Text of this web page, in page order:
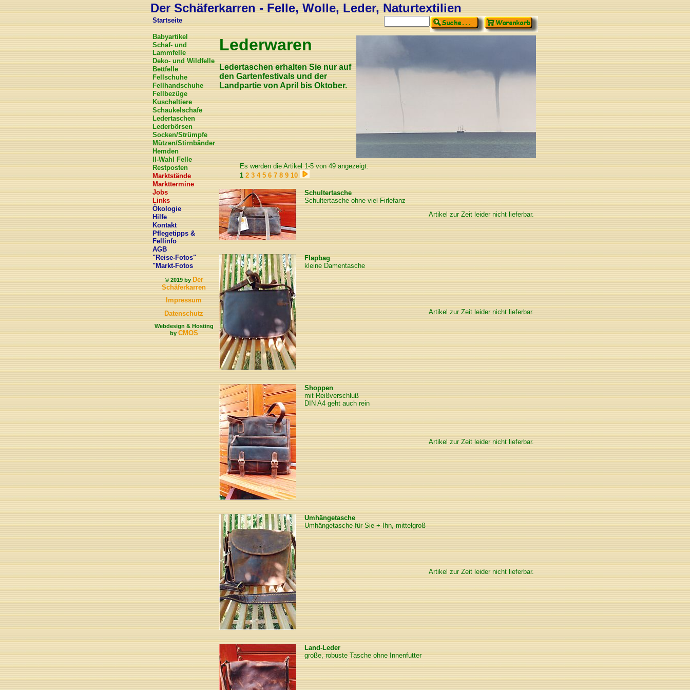
Der Schäferkarren - Felle, Wolle, Leder, Naturtextilien
Startseite
Babyartikel
Schaf- und
Lammfelle
Deko- und Wildfelle
Bettfelle
Fellschuhe
Fellhandschuhe
Fellbezüge
Kuscheltiere
Schaukelschafe
Ledertaschen
Lederbörsen
Socken/Strümpfe
Mützen/Stirnbänder
Hemden
II-Wahl Felle
Restposten
Marktstände
Markttermine
Jobs
Links
Ökologie
Hilfe
Kontakt
Pflegetipps &
Fellinfo
AGB
"Reise-Fotos"
"Markt-Fotos
© 2019 byDer
Schäferkarren
Impressum
Datenschutz
Webdesign & Hosting
byCMOS
Lederwaren
Ledertaschen erhalten Sie nur auf
den Gartenfestivals und der
Landpartie von April bis Oktober.
Es werden die Artikel 1-5 von 49 angezeigt.
1 2 3 4 5 6 7 8 9 10
Schultertasche
Schultertasche ohne viel Firlefanz
Artikel zur Zeit leider nicht lieferbar.
Flapbag
kleine Damentasche
Artikel zur Zeit leider nicht lieferbar.
Shoppen
mit Reißverschluß
DIN A4 geht auch rein
Artikel zur Zeit leider nicht lieferbar.
Umhängetasche
Umhängetasche für Sie + Ihn, mittelgroß
Artikel zur Zeit leider nicht lieferbar.
Land-Leder
große, robuste Tasche ohne Innenfutter